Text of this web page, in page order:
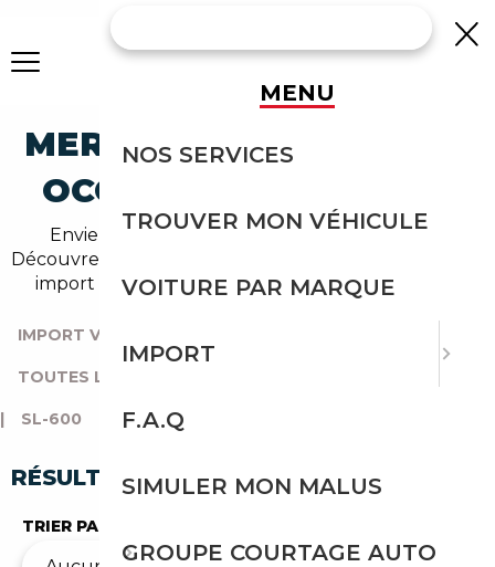
MERCEDES-BENZ SL-600
OCCASION EN IMPORT
Envie d'acheter une sl-600 au meilleur prix ?
Découvrez un grand choix d'annonces disponibles en
import avec l'accompagnement Courtage Auto.
IMPORT VOITURE
TOUTES LES OCCASIONS
| SL-600
RÉSULTATS DE VOTRE RECHERCHE
TRIER PAR
MENU
NOS SERVICES
TROUVER MON VÉHICULE
VOITURE PAR MARQUE
IMPORT
F.A.Q
SIMULER MON MALUS
GROUPE COURTAGE AUTO